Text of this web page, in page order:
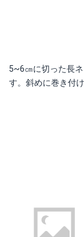
5~6㎝に切った長
す。斜めに巻き付